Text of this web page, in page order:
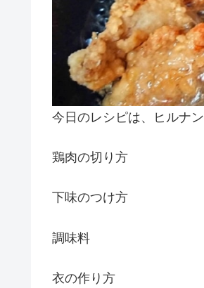
今日のレシピは、ヒルナ
鶏肉の切り方
下味のつけ方
調味料
衣の作り方